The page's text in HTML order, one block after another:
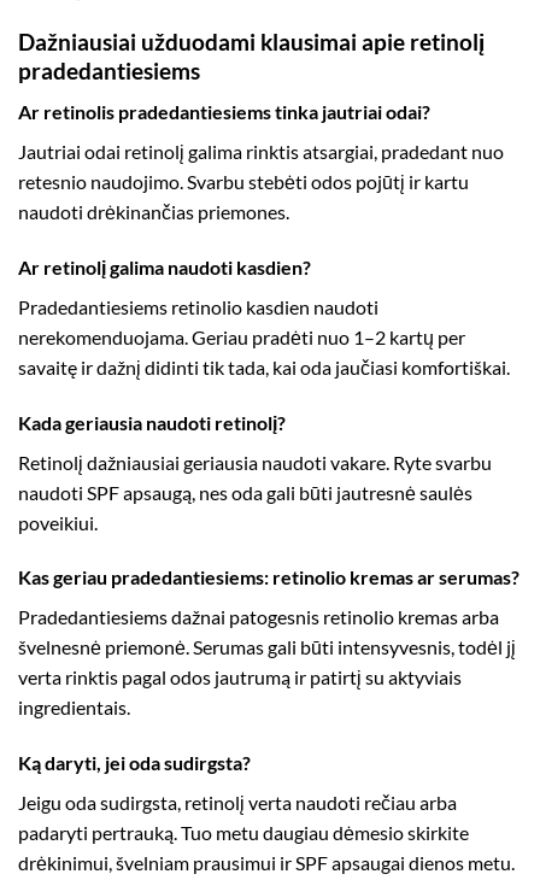
Dažniausiai užduodami klausimai apie retinolį
pradedantiesiems
Ar retinolis pradedantiesiems tinka jautriai odai?
Jautriai odai retinolį galima rinktis atsargiai, pradedant nuo
retesnio naudojimo. Svarbu stebėti odos pojūtį ir kartu
naudoti drėkinančias priemones.
Ar retinolį galima naudoti kasdien?
Pradedantiesiems retinolio kasdien naudoti
nerekomenduojama. Geriau pradėti nuo 1–2 kartų per
savaitę ir dažnį didinti tik tada, kai oda jaučiasi komfortiškai.
Kada geriausia naudoti retinolį?
Retinolį dažniausiai geriausia naudoti vakare. Ryte svarbu
naudoti SPF apsaugą, nes oda gali būti jautresnė saulės
poveikiui.
Kas geriau pradedantiesiems: retinolio kremas ar serumas?
Pradedantiesiems dažnai patogesnis retinolio kremas arba
švelnesnė priemonė. Serumas gali būti intensyvesnis, todėl jį
verta rinktis pagal odos jautrumą ir patirtį su aktyviais
ingredientais.
Ką daryti, jei oda sudirgsta?
Jeigu oda sudirgsta, retinolį verta naudoti rečiau arba
padaryti pertrauką. Tuo metu daugiau dėmesio skirkite
drėkinimui, švelniam prausimui ir SPF apsaugai dienos metu.